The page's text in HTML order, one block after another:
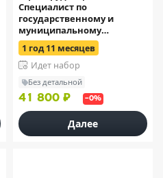
Специалист по
государственному и
муниципальному
управлению
1 год 11 месяцев
Идет набор
Без детальной
41 800 ₽ –0%
Далее